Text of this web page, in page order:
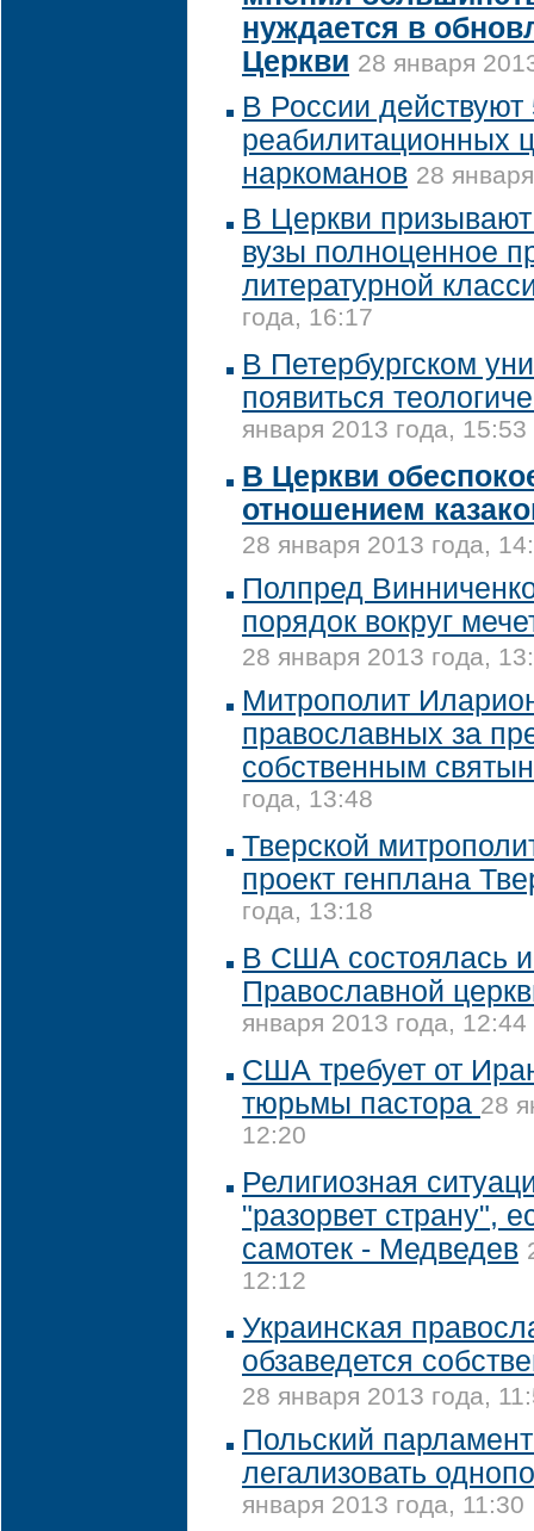
нуждается в
Церкви 28 января
В России
реабилитационных
наркоманов 28
В Церкви
вузы полноценное
литературной
года, 16:17
В Петербургском
появиться
января 2013 года, 15:53
В Церкви
отношением
28 января 2013 года,
Полпред
порядок вокруг
28 января 2013 года,
Митрополит
православных за
собственным
года, 13:48
Тверской
проект генплана
года, 13:18
В США состоялась
Православной
января 2013 года, 12:44
США требует от
тюрьмы пастора 28
12:20
Религиозная
"разорвет страну",
самотек - Медведев
12:12
Украинская
обзаведется
28 января 2013 года,
Польский
легализовать
января 2013 года, 11:30